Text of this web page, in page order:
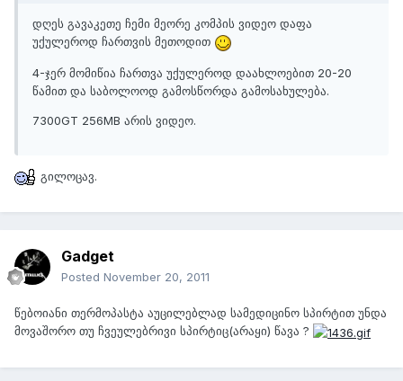
დღეს გავაკეთე ჩემი მეორე კომპის ვიდეო დაფა
უქულეროდ ჩართვის მეთოდით
4-ჯერ მომიწია ჩართვა უქულეროდ დაახლოებით 20-20
წამით და საბოლოოდ გამოსწორდა გამოსახულება.
7300GT 256MB არის ვიდეო.
გილოცავ.
Gadget
Posted November 20, 2011
წებოიანი თერმოპასტა აუცილებლად სამედიცინო სპირტით უნდა
მოვაშორო თუ ჩვეულებრივი სპირტიც(არაყი) წავა ?